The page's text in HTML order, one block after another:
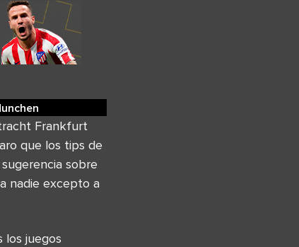
Frankfurt
que los tips de
sobre
nadie excepto a
los juegos